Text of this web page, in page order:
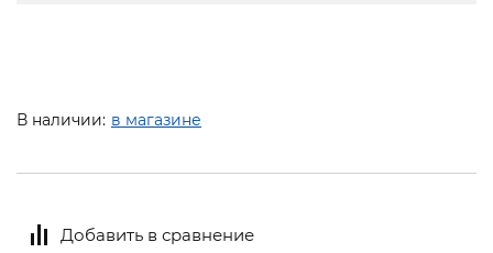
В наличии: в магазине
Добавить в сравнение